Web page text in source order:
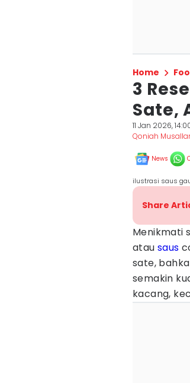
Home
3
Sate,
11 Jan 2026,
Qoniah
News
ilustrasi saus
Share
Menikmati
atau saus
sate,
semakin
kacang,